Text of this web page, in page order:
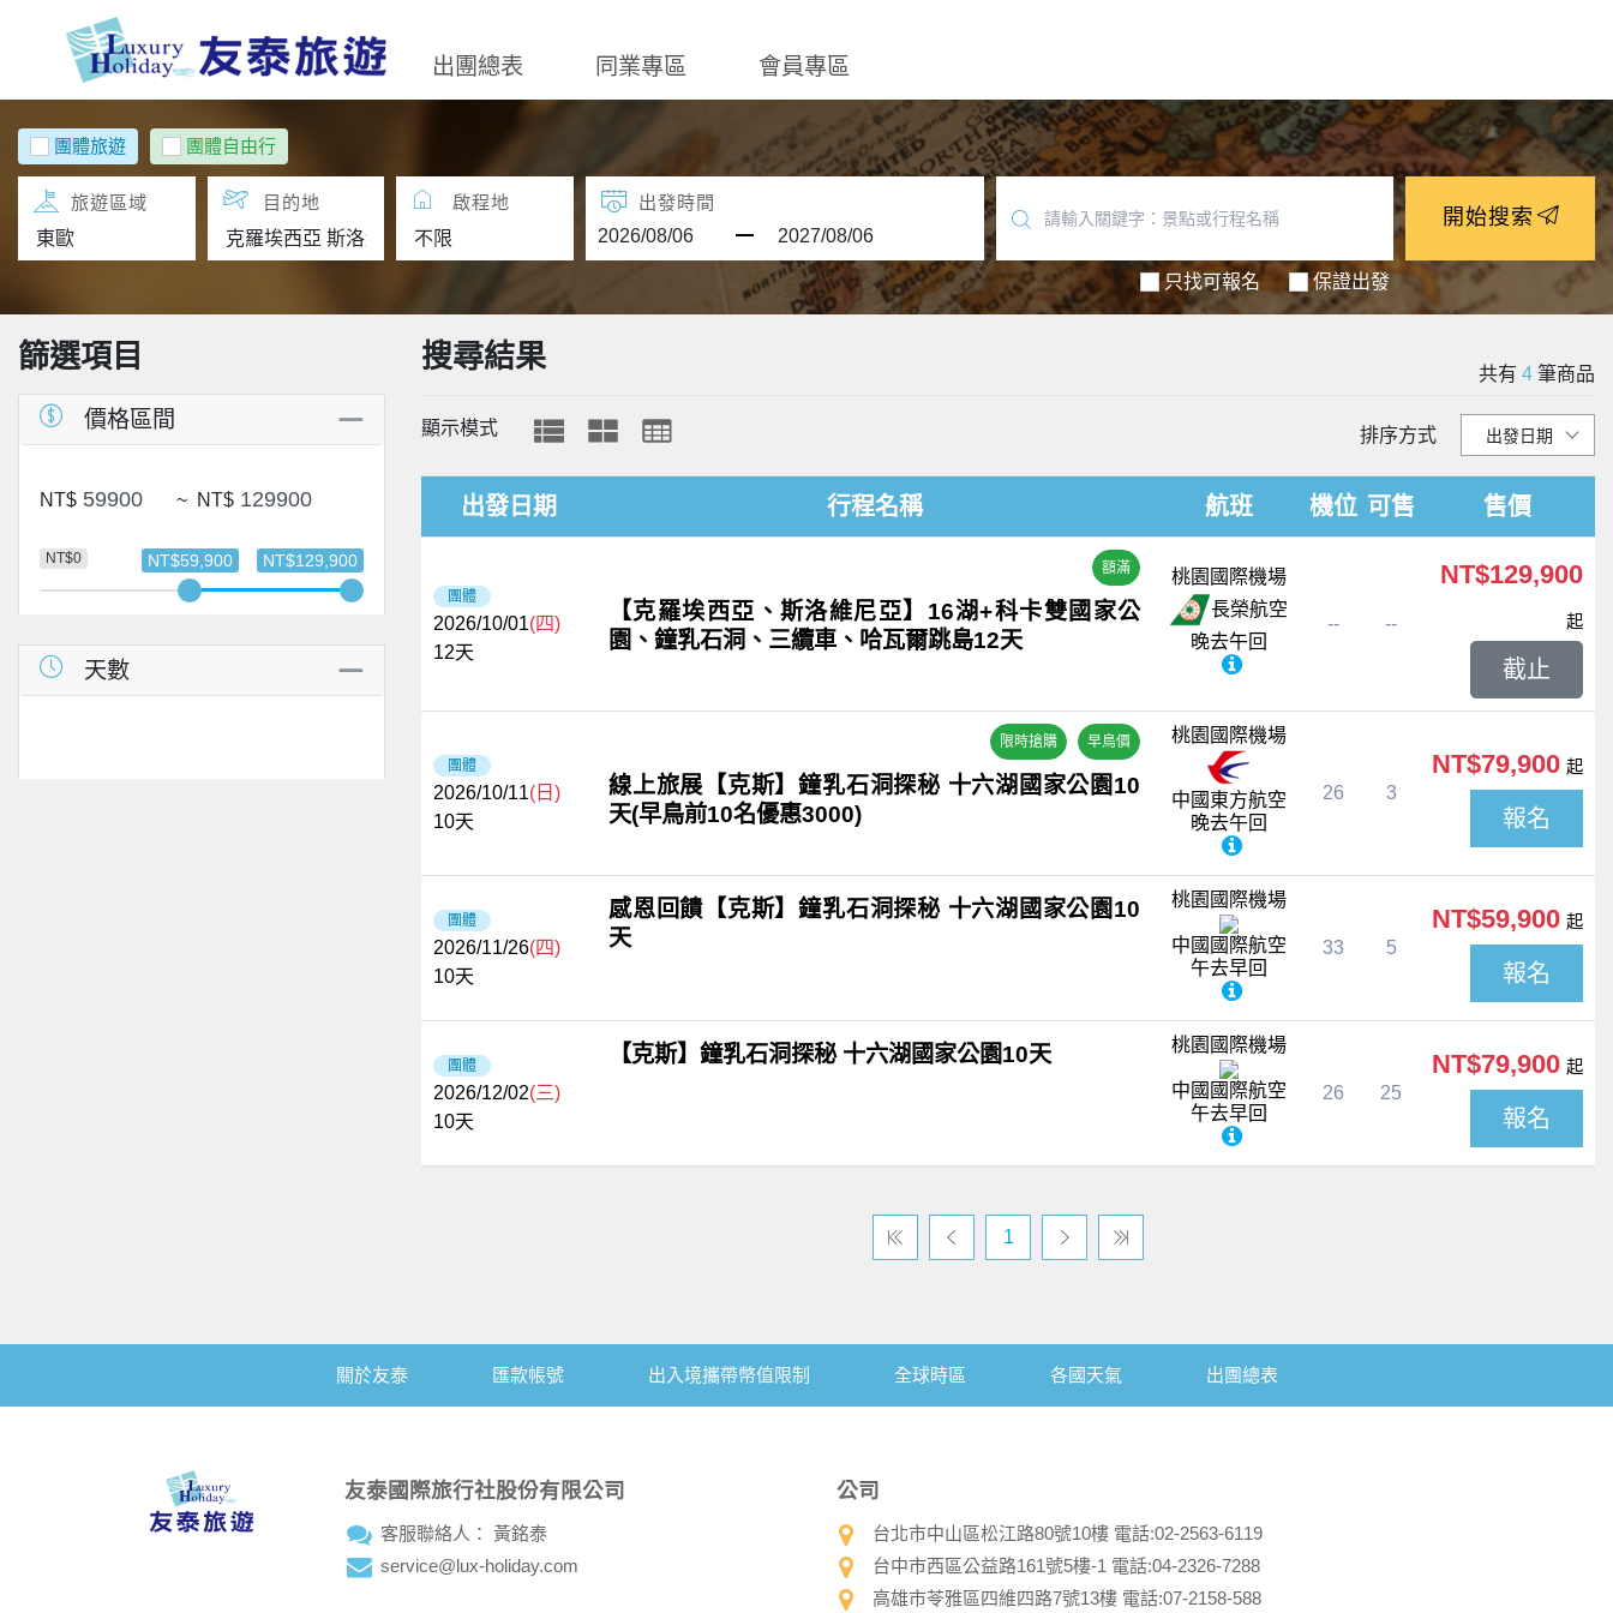
出團總表 同業專區 會員專區
團體旅遊 團體自由行
旅遊區域 目的地 啟程地 出發時間
只找可報名 保證出發
開始搜索
篩選項目
價格區間
NT$ ~ NT$
NT$0 NT$59,900 NT$129,900
天數
搜尋結果 共有 4 筆商品
顯示模式 排序方式
出發日期 行程名稱 航班 機位 可售 售價
團體
2026/10/01(四)
12天
額滿
【克羅埃西亞、斯洛維尼亞】16湖+科卡雙國家公
園、鐘乳石洞、三纜車、哈瓦爾跳島12天
桃園國際機場
長榮航空
晚去午回
-- --
NT$129,900
起
截止
團體
2026/10/11(日)
10天
限時搶購 早鳥價
線上旅展【克斯】鐘乳石洞探秘 十六湖國家公園10
天(早鳥前10名優惠3000)
桃園國際機場
中國東方航空
晚去午回
26 3
NT$79,900 起
報名
團體
2026/11/26(四)
10天
感恩回饋【克斯】鐘乳石洞探秘 十六湖國家公園10
天
桃園國際機場
中國國際航空
午去早回
33 5
NT$59,900 起
報名
團體
2026/12/02(三)
10天
【克斯】鐘乳石洞探秘 十六湖國家公園10天 桃園國際機場
中國國際航空
午去早回
26 25
NT$79,900 起
報名
1
關於友泰 匯款帳號 出入境攜帶幣值限制 全球時區 各國天氣 出團總表
友泰國際旅行社股份有限公司
客服聯絡人： 黃銘泰
service@lux-holiday.com
公司
台北市中山區松江路80號10樓 電話:02-2563-6119
台中市西區公益路161號5樓-1 電話:04-2326-7288
高雄市苓雅區四維四路7號13樓 電話:07-2158-588